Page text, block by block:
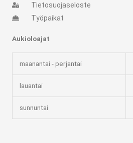
Tietosuojaseloste
Työpaikat
Aukioloajat
maanantai - perjantai
lauantai
sunnuntai